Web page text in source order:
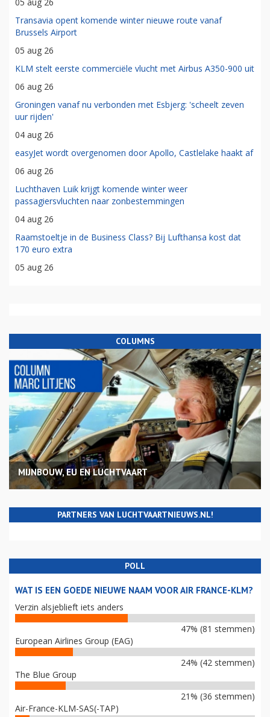
Transavia opent komende winter nieuwe route vanaf
Brussels Airport
05 aug 26
KLM stelt eerste commerciële vlucht met Airbus A350-900 uit
06 aug 26
Groningen vanaf nu verbonden met Esbjerg: 'scheelt zeven
uur rijden'
04 aug 26
easyJet wordt overgenomen door Apollo, Castlelake haakt af
06 aug 26
Luchthaven Luik krijgt komende winter weer
passagiersvluchten naar zonbestemmingen
04 aug 26
Raamstoeltje in de Business Class? Bij Lufthansa kost dat
170 euro extra
05 aug 26
COLUMNS
MIJNBOUW, EU EN LUCHTVAART
PARTNERS VAN LUCHTVAARTNIEUWS.NL!
POLL
WAT IS EEN GOEDE NIEUWE NAAM VOOR AIR FRANCE-KLM?
Verzin alsjeblieft iets anders
47% (81 stemmen)
European Airlines Group (EAG)
24% (42 stemmen)
The Blue Group
21% (36 stemmen)
Air-France-KLM-SAS(-TAP)